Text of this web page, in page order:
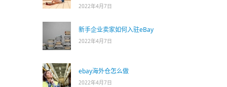
2022年4月7日
新手企业卖家如何入驻eBay
2022年4月7日
ebay海外仓怎么做
2022年4月7日